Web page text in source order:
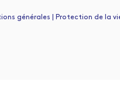
générales | Protection de la